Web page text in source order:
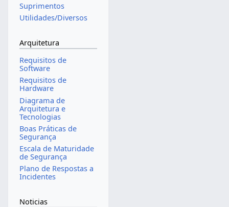
Suprimentos
Utilidades/Diversos
Arquitetura
Requisitos de
Software
Requisitos de
Hardware
Diagrama de
Arquitetura e
Tecnologias
Boas Práticas de
Segurança
Escala de Maturidade
de Segurança
Plano de Respostas a
Incidentes
Noticias